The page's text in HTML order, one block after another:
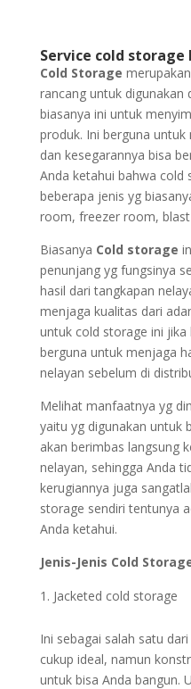
Service cold storage
Cold Storage
rancang untuk
biasanya ini untuk
produk. Ini berguna
dan kesegarannya bisa
Anda ketahui bahwa cold
beberapa jenis yg
room, freezer room,
Biasanya Cold storage
penunjang yg fungsinya
hasil dari tangkapan
menjaga kualitas dari
untuk cold storage ini
berguna untuk menjaga
nelayan sebelum di
Melihat manfaatnya yg
yaitu yg digunakan untuk
akan berimbas langsung
nelayan, sehingga Anda
kerugiannya juga
storage sendiri tentunya
Anda ketahui.
Jenis-Jenis Cold
Jacketed cold storage
Ini sebagai salah satu
cukup ideal, namun
untuk bisa Anda bangun.